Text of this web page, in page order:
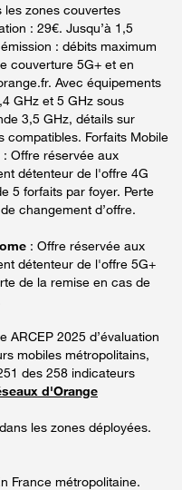
les zones couvertes
: 29€. Jusqu’à 1,5
: débits maximum
couverture 5G+ et en
Avec équipements
GHz et 5 GHz sous
3,5 GHz, détails sur
compatibles. Forfaits Mobile
Offre réservée aux
détenteur de l'offre 4G
5 forfaits par foyer. Perte
changement d’offre.
: Offre réservée aux
détenteur de l'offre 5G+
de la remise en cas de
ARCEP 2025 d’évaluation
mobiles métropolitains,
des 258 indicateurs
d'Orange
dans les zones déployées.
France métropolitaine.